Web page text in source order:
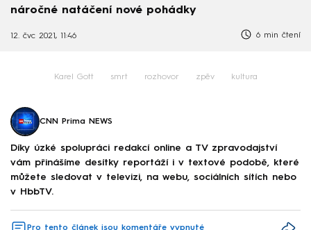
náročné natáčení nové pohádky
12. čvc 2021, 11:46 6 min čtení
Karel Gott smrt rozhovor zpěv kultura
CNN Prima NEWS
Díky úzké spolupráci redakcí online a TV zpravodajství
vám přinášíme desítky reportáží i v textové podobě, které
můžete sledovat v televizi, na webu, sociálních sítích nebo
v HbbTV.
Pro tento článek jsou komentáře vypnuté